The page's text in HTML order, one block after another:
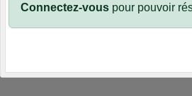
Connectez-vous pour pouvoir